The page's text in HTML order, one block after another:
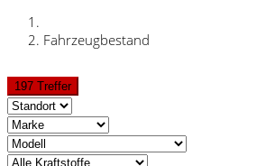
Fahrzeugbestand
197 Treffer